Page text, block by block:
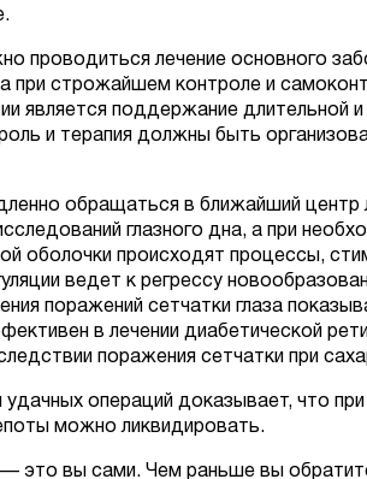
проводиться лечение основного
при строжайшем контроле и
является поддержание длительной
и терапия должны быть
обращаться в ближайший центр
глазного дна, а при
оболочки происходят процессы,
ведет к регрессу
поражений сетчатки глаза
в лечении диабетической
поражения сетчатки при
операций доказывает, что
можно ликвидировать.
это вы сами. Чем раньше вы